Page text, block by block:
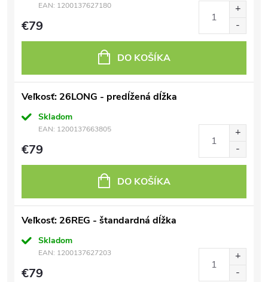
EAN: 1200137627180
€79
DO KOŠÍKA
Veľkosť: 26LONG - predĺžená dĺžka
Skladom
EAN: 1200137663805
€79
DO KOŠÍKA
Veľkosť: 26REG - štandardná dĺžka
Skladom
EAN: 1200137627203
€79